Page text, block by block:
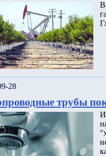
28
трубы